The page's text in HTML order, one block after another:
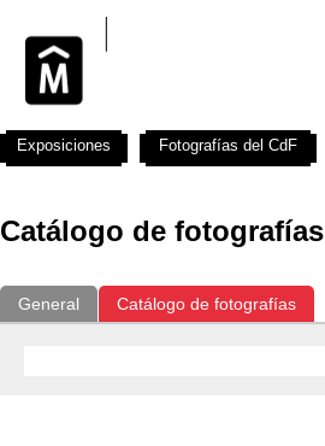
Catálogo de fotografías
General Catálogo de fotografías
Exposiciones Fotografías del CdF